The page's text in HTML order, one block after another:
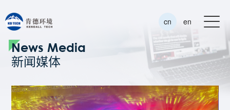
cn en
News Media
新闻媒体